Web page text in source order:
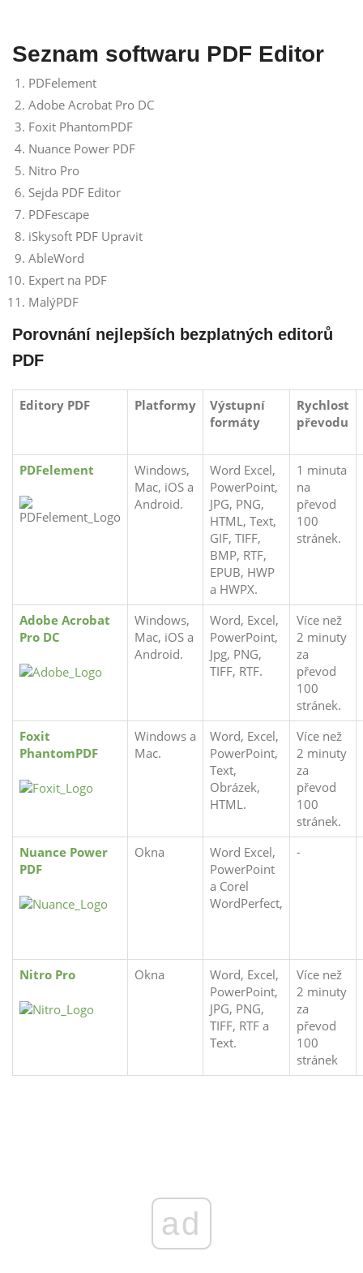
Seznam softwaru PDF Editor
PDFelement
Adobe Acrobat Pro DC
Foxit PhantomPDF
Nuance Power PDF
Nitro Pro
Sejda PDF Editor
PDFescape
iSkysoft PDF Upravit
AbleWord
Expert na PDF
MalýPDF
Porovnání nejlepších bezplatných editorů
PDF
Editory PDF Platformy
Výstupní
formáty
Rychlost
převodu
PDFelement
Windows,
Mac, iOS a
Android.
Word Excel,
PowerPoint,
JPG, PNG,
HTML, Text,
GIF, TIFF,
BMP, RTF,
EPUB, HWP
a HWPX.
1 minuta
na
převod
100
stránek.
Adobe Acrobat
Pro DC
Windows,
Mac, iOS a
Android.
Word, Excel,
PowerPoint,
Jpg, PNG,
TIFF, RTF.
Více než
2 minuty
za
převod
100
stránek.
Foxit
PhantomPDF
Windows a
Mac.
Word, Excel,
PowerPoint,
Text,
Obrázek,
HTML.
Více než
2 minuty
za
převod
100
stránek.
Nuance Power
PDF
Okna
Word Excel,
PowerPoint
a Corel
WordPerfect,
-
Nitro Pro Okna
Word, Excel,
PowerPoint,
JPG, PNG,
TIFF, RTF a
Text.
Více než
2 minuty
za
převod
100
stránek
ad